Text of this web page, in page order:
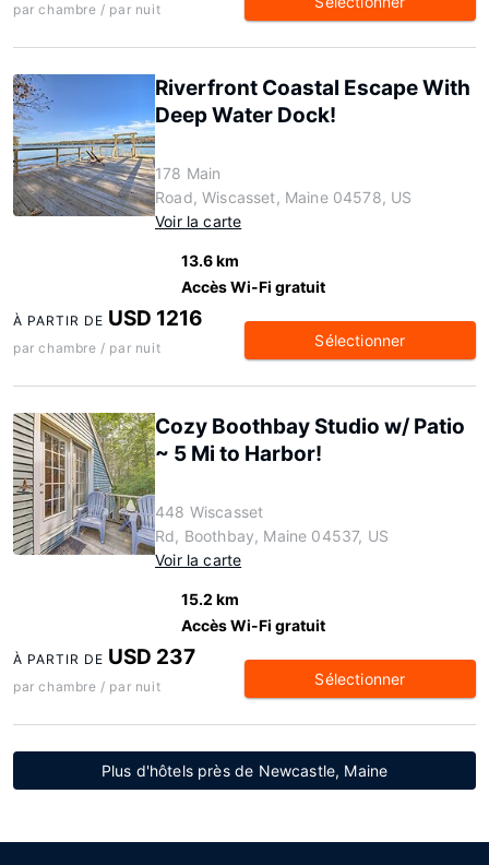
par chambre / par nuit
Riverfront Coastal Escape With
Deep Water Dock!
178 Main
Road, Wiscasset, Maine 04578, US
Voir la carte
13.6 km
Accès Wi-Fi gratuit
À PARTIR DE USD 1216
par chambre / par nuit Sélectionner
Cozy Boothbay Studio w/ Patio
~ 5 Mi to Harbor!
448 Wiscasset
Rd, Boothbay, Maine 04537, US
Voir la carte
15.2 km
Accès Wi-Fi gratuit
À PARTIR DE USD 237
par chambre / par nuit Sélectionner
Plus d'hôtels près de Newcastle, Maine